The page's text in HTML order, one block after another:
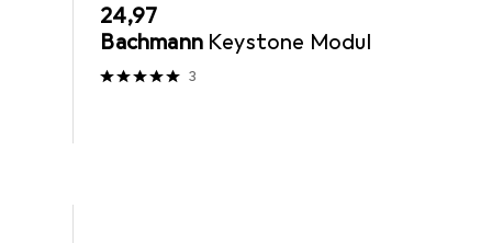
EUR
24,97
Bachmann Keystone Modul
3